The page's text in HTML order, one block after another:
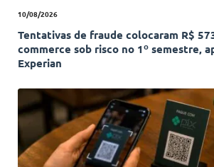
10/08/2026
Tentativas de fraude colocaram R$
commerce sob risco no 1º semestre,
Experian